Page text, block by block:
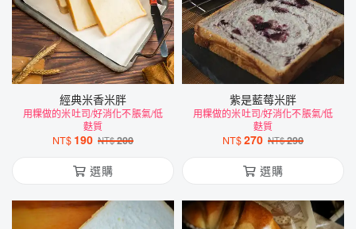
經典米香米胖
用粿做的米吐司/好消化不脹氣/低
麩質
NT$ 190 NT$200
選購
紫是藍莓米胖
用粿做的米吐司/好消化不脹氣/低
麩質
NT$270 NT$290
選購